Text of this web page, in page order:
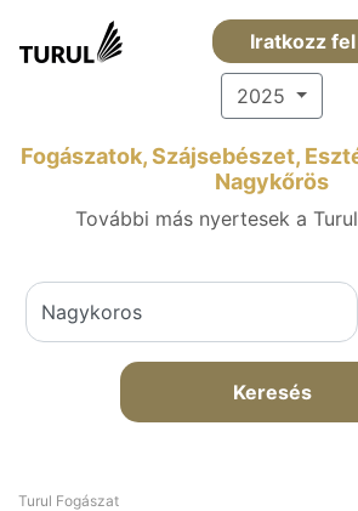
Iratkozz fel
2025
Fogászatok, Szájsebészet,
Nagykőrös
További más nyertesek a
Keresés
Turul Fogászat